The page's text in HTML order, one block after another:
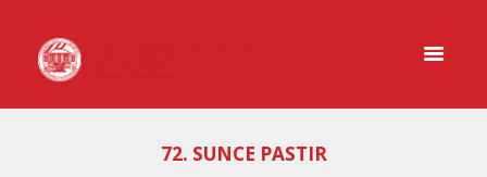
72. SUNCE PASTIR